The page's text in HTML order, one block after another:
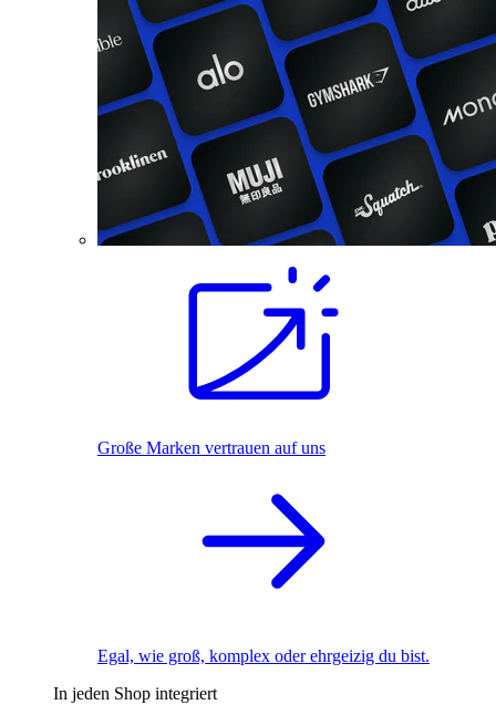
Große Marken vertrauen auf uns
Egal, wie groß, komplex oder ehrgeizig du bist.
In jeden Shop integriert